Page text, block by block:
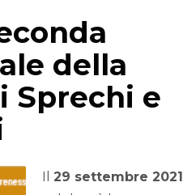
della
Sprechi e
Il 29 settembre 2021